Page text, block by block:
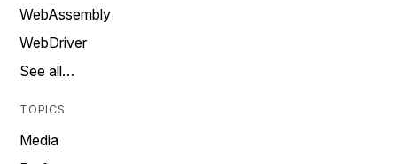
WebAssembly
WebDriver
See all…
TOPICS
Media